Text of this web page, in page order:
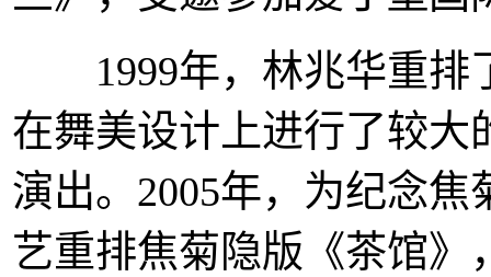
1999年，林兆华重排
在舞美设计上进行了较大
演出。2005年，为纪念
艺重排焦菊隐版《茶馆》